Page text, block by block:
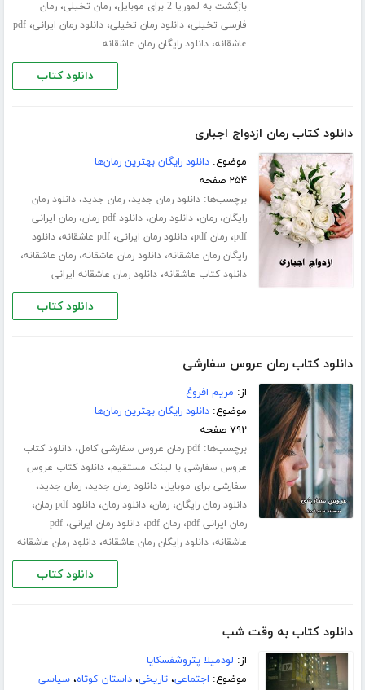
بازگشت به لموریا 2 برای موبایل ،رمان تخیلی،رمان
فارسی تخیلی،دانلود رمان تخیلی،دانلود رمان ایرانی،pdf
عاشقانه،دانلود رایگان رمان عاشقانه
دانلود کتاب
دانلود کتاب رمان ازدواج اجباری
موضوع:دانلود رایگان بهترین رمان‌ها
۲۵۴ صفحه
برچسب‌ها:دانلود رمان جدید،رمان جدید،دانلود رمان
رایگان،رمان،دانلود رمان،دانلود pdf رمان ،رمان ایرانی
pdf،رمان pdf ،دانلود رمان ایرانی،pdf عاشقانه ،دانلود
رایگان رمان عاشقانه،دانلود رمان عاشقانه،رمان عاشقانه،
دانلود کتاب عاشقانه،دانلود رمان عاشقانه ایرانی
دانلود کتاب
دانلود کتاب رمان عروس سفارشی
از: مریم افروغ
موضوع:دانلود رایگان بهترین رمان‌ها
۷۹۲ صفحه
برچسب‌ها:pdf رمان عروس سفارشی کامل ،دانلود کتاب
عروس سفارشی با لینک مستقیم،دانلود کتاب عروس
سفارشی برای موبایل،دانلود رمان جدید،رمان جدید،
دانلود رمان رایگان،رمان،دانلود رمان،دانلود pdf رمان ،
رمان ایرانی pdf ،رمان pdf ،دانلود رمان ایرانی،pdf
عاشقانه،دانلود رایگان رمان عاشقانه،دانلود رمان عاشقانه
دانلود کتاب
دانلود کتاب به وقت شب
از: لودمیلا پتروشفسکایا
موضوع: اجتماعی،تاریخی،داستان کوتاه،سیاسی